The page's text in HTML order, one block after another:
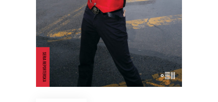
E-BOOK DO KOSZYKA
36.00zł 23.40zł
KSIĄŻKA DO KOSZYKA